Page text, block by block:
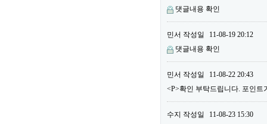
댓글내용 확인
민서 작성일
11-08-19 20:12
댓글내용 확인
민서 작성일
11-08-22 20:43
<P>확인 부탁드립니다. 포인트
수지 작성일
11-08-23 15:30